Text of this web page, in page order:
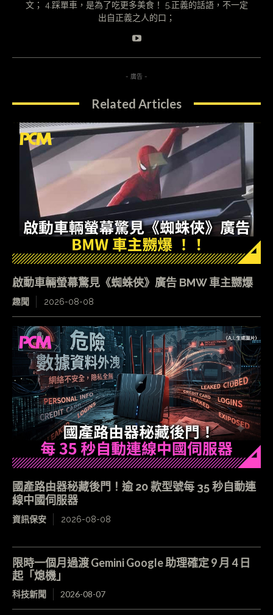
文； 4.踩單車，是為了吃更多美食！ 5.正義的話語，不一定
出自正義之人的口；
- 廣告 -
Related Articles
啟動車輛螢幕驚見《蜘蛛俠》廣告 BMW 車主嬲爆
趣聞 2026-08-08
國產路由器秘藏後門！逾 20 款型號每 35 秒自動連
線中國伺服器
資訊保安 2026-08-08
限時一個月過渡 Gemini Google 助理確定 9 月 4 日
起「熄機」
科技新聞 2026-08-07